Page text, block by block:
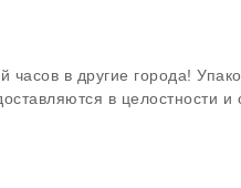
в другие города!
в целостности